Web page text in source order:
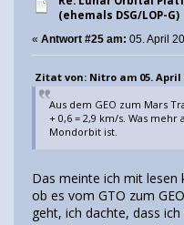
(ehemals DSG/LOP-G)
« Antwort #25 am: 05. April
Zitat von: Nitro am 05. April
Aus dem GEO zum Mars
+ 0,6 = 2,9 km/s. Was
Mondorbit ist.
Das meinte ich mit lesen
ob es vom GTO zum
geht, ich dachte, dass